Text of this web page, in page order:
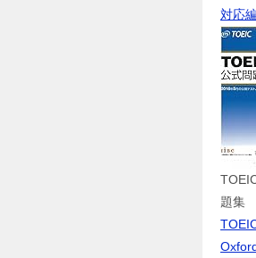
対応
題集